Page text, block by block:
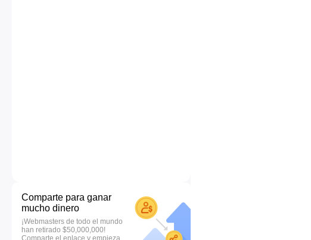
Comparte para ganar
mucho dinero
¡Webmasters de todo el mundo
han retirado $50,000,000!
Comparte el enlace y empieza